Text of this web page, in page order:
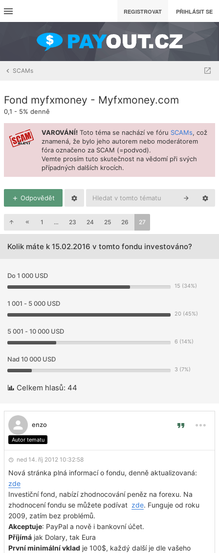
REGISTROVAT PŘIHLÁSIT SE
SCAMs
Fond myfxmoney - Myfxmoney.com
0,1 - 5% denně
VAROVÁNÍ! Toto téma se nachází ve fóru SCAMs, což
znamená, že bylo jeho autorem nebo moderátorem
fóra označeno za SCAM (=podvod).
Vemte prosím tuto skutečnost na vědomí při svých
případných dalších krocích.
Odpovědět
1 … 23 24 25 26 27
Kolik máte k 15.02.2016 v tomto fondu investováno?
Do 1 000 USD
15 (34%)
1 001 - 5 000 USD
20 (45%)
5 001 - 10 000 USD
6 (14%)
Nad 10 000 USD
3 (7%)
Celkem hlasů: 44
enzo
Autor tematu
ned 14. říj 2012 10:32:58
Nová stránka plná informací o fondu, denně aktualizovaná:
zde
Investiční fond, nabízí zhodnocování peněz na forexu. Na
zhodnocení fondu se můžete podívat zde. Funguje od roku
2009, zatím bez problémů.
Akceptuje: PayPal a nově i bankovní účet.
Příjímá jak Dolary, tak Eura
První minimální vklad je 100$, každý další je dle vašeho